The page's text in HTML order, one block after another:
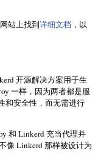
站上找到详细文档 ，以
开源解决方案用于生
一样，因为两者都是服
和安全性，而无需进行
和 Linkerd 充当代理并
像 Linkerd 那样被设计为